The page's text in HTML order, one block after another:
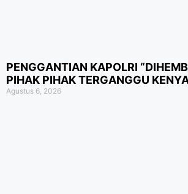
PENGGANTIAN KAPOLRI
PIHAK PIHAK TERGANGGU
Agustus 6, 2026